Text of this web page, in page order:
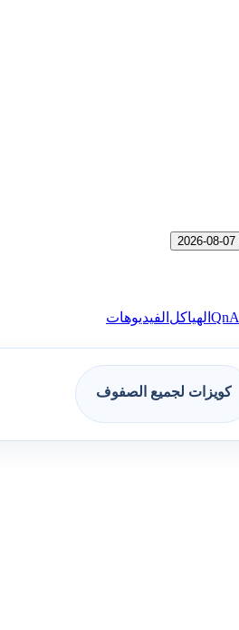
QnA الهياكل الفيديوهات
كويزات لجميع الصفوف